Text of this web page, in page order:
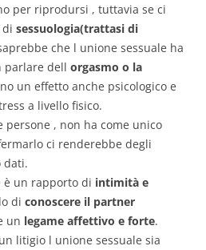
per riprodursi , tuttavia se ci
di sessuologia(trattasi di
che l unione sessuale ha
parlare dell orgasmo o la
un effetto anche psicologico e
a livello fisico.
persone , non ha come unico
ci renderebbe degli
dati.
è un rapporto di intimità e
di conoscere il partner
un legame affettivo e forte.
litigio l unione sessuale sia